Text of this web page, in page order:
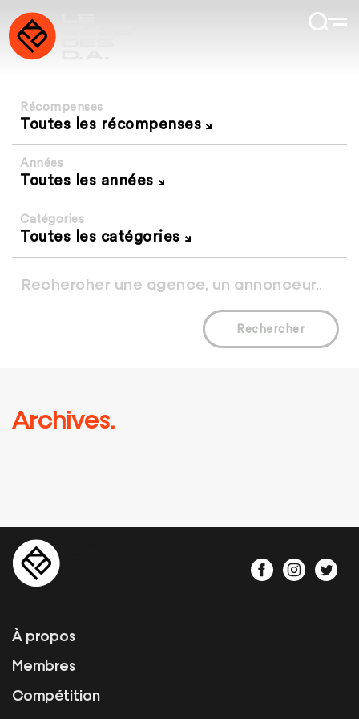
Récompenses
Toutes les récompenses
Années
Toutes les années
Catégories
Toutes les catégories
Rechercher
Archives.
À propos
Membres
Compétition